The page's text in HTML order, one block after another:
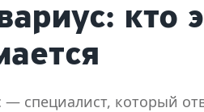
кто
— специалист, который